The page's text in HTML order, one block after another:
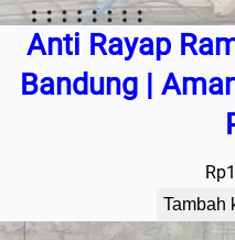
Anti Rayap
Bandung |
Rp
Tambah